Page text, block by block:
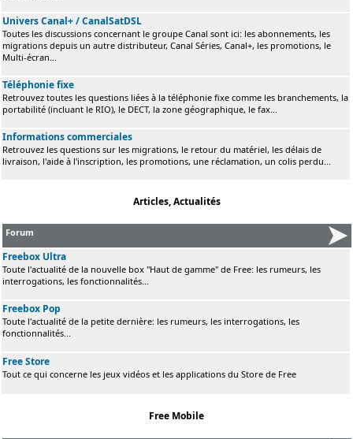
Univers Canal+ / CanalSatDSL
Toutes les discussions concernant le groupe Canal sont ici: les abonnements, les
migrations depuis un autre distributeur, Canal Séries, Canal+, les promotions, le
Multi-écran...
Téléphonie fixe
Retrouvez toutes les questions liées à la téléphonie fixe comme les branchements, la
portabilité (incluant le RIO), le DECT, la zone géographique, le fax...
Informations commerciales
Retrouvez les questions sur les migrations, le retour du matériel, les délais de
livraison, l'aide à l'inscription, les promotions, une réclamation, un colis perdu...
Articles, Actualités
Forum
Freebox Ultra
Toute l'actualité de la nouvelle box "Haut de gamme" de Free: les rumeurs, les
interrogations, les fonctionnalités...
Freebox Pop
Toute l'actualité de la petite dernière: les rumeurs, les interrogations, les
fonctionnalités...
Free Store
Tout ce qui concerne les jeux vidéos et les applications du Store de Free
Free Mobile